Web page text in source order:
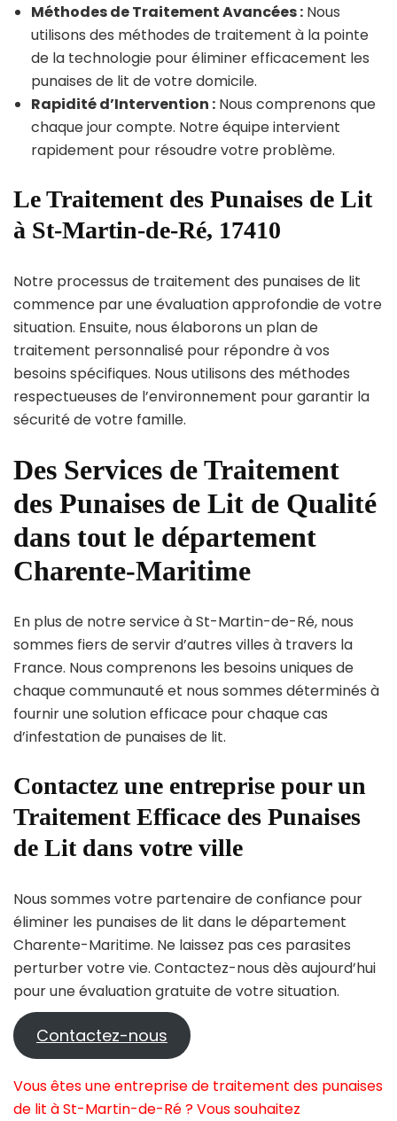
Méthodes de Traitement Avancées : Nous
utilisons des méthodes de traitement à la pointe
de la technologie pour éliminer efficacement les
punaises de lit de votre domicile.
Rapidité d’Intervention : Nous comprenons que
chaque jour compte. Notre équipe intervient
rapidement pour résoudre votre problème.
Le Traitement des Punaises de Lit
à St-Martin-de-Ré, 17410
Notre processus de traitement des punaises de lit
commence par une évaluation approfondie de votre
situation. Ensuite, nous élaborons un plan de
traitement personnalisé pour répondre à vos
besoins spécifiques. Nous utilisons des méthodes
respectueuses de l’environnement pour garantir la
sécurité de votre famille.
Des Services de Traitement
des Punaises de Lit de Qualité
dans tout le département
Charente-Maritime
En plus de notre service à St-Martin-de-Ré, nous
sommes fiers de servir d’autres villes à travers la
France. Nous comprenons les besoins uniques de
chaque communauté et nous sommes déterminés à
fournir une solution efficace pour chaque cas
d’infestation de punaises de lit.
Contactez une entreprise pour un
Traitement Efficace des Punaises
de Lit dans votre ville
Nous sommes votre partenaire de confiance pour
éliminer les punaises de lit dans le département
Charente-Maritime. Ne laissez pas ces parasites
perturber votre vie. Contactez-nous dès aujourd’hui
pour une évaluation gratuite de votre situation.
Contactez-nous
Vous êtes une entreprise de traitement des punaises
de lit à St-Martin-de-Ré ? Vous souhaitez